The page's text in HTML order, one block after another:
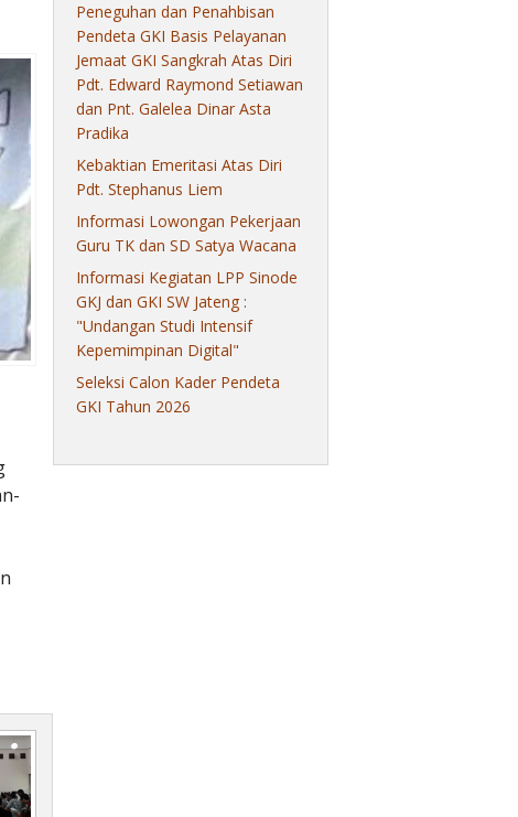
Peneguhan dan Penahbisan
Pendeta GKI Basis Pelayanan
Jemaat GKI Sangkrah Atas Diri
Pdt. Edward Raymond Setiawan
dan Pnt. Galelea Dinar Asta
Pradika
Kebaktian Emeritasi Atas Diri
Pdt. Stephanus Liem
Informasi Lowongan Pekerjaan
Guru TK dan SD Satya Wacana
Informasi Kegiatan LPP Sinode
GKJ dan GKI SW Jateng :
"Undangan Studi Intensif
Kepemimpinan Digital"
Seleksi Calon Kader Pendeta
GKI Tahun 2026